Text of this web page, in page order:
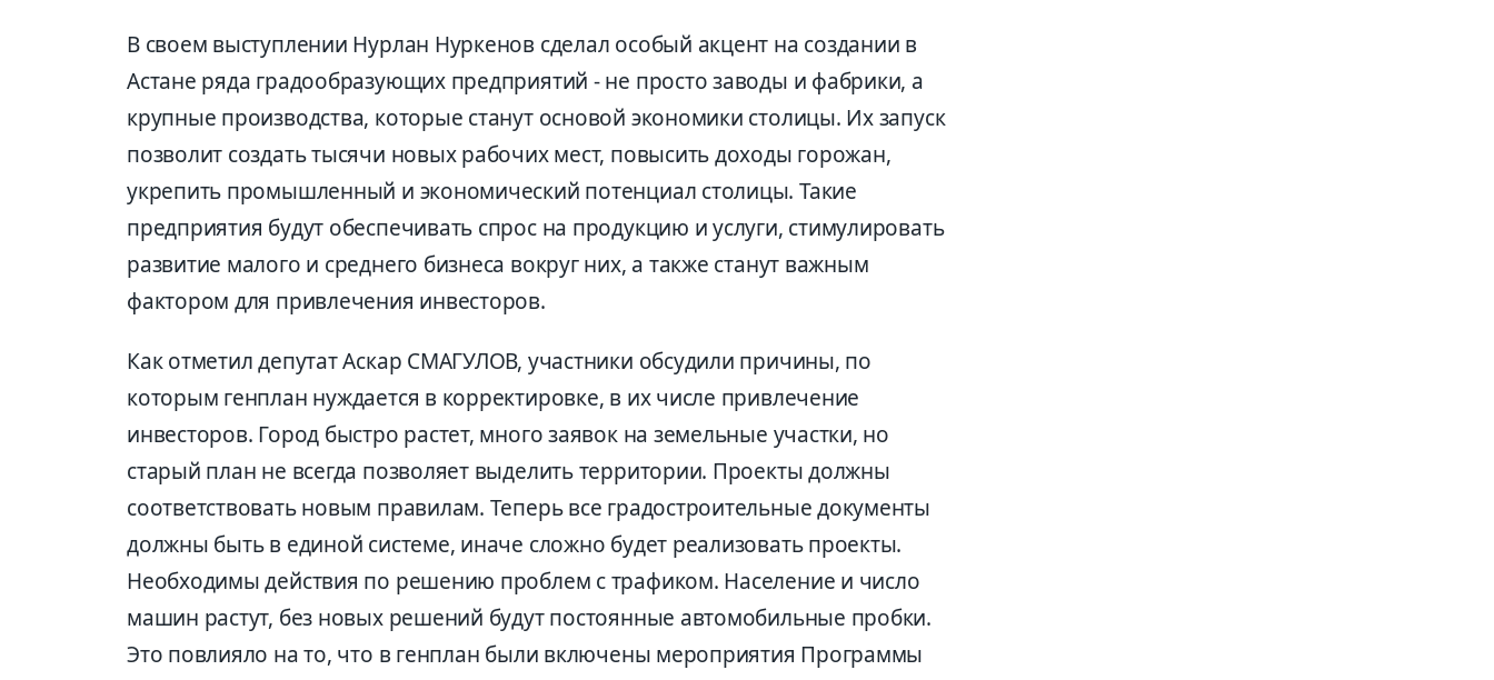
В своем выступлении Нурлан Нуркенов сделал особый акцент на создании в
Астане ряда градообразующих предприятий - не просто заводы и фабрики, а
крупные производства, которые станут основой экономики столицы. Их запуск
позволит создать тысячи новых рабочих мест, повысить доходы горожан,
укрепить промышленный и экономический потенциал столицы. Такие
предприятия будут обеспечивать спрос на продукцию и услуги, стимулировать
развитие малого и среднего бизнеса вокруг них, а также станут важным
фактором для привлечения инвесторов.
Как отметил депутат Аскар СМАГУЛОВ, участники обсудили причины, по
которым генплан нуждается в корректировке, в их числе привлечение
инвесторов. Город быстро растет, много заявок на земельные участки, но
старый план не всегда позволяет выделить территории. Проекты должны
соответствовать новым правилам. Теперь все градостроительные документы
должны быть в единой системе, иначе сложно будет реализовать проекты.
Необходимы действия по решению проблем с трафиком. Население и число
машин растут, без новых решений будут постоянные автомобильные пробки.
Это повлияло на то, что в генплан были включены мероприятия Программы